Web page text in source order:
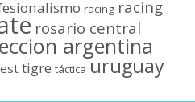
racing racing
rosario central
argentina
tigre táctica uruguay